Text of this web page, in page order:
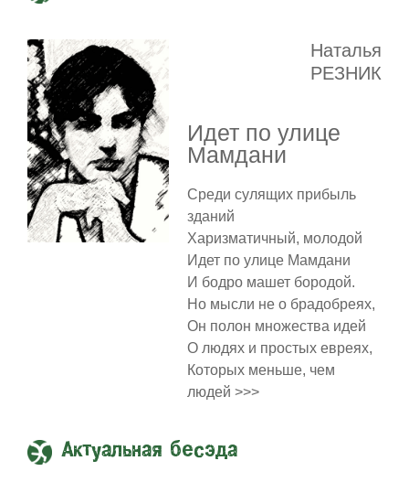
Наталья
РЕЗНИК
Идет по улице
Мамдани
Среди сулящих прибыль
зданий
Харизматичный, молодой
Идет по улице Мамдани
И бодро машет бородой.
Но мысли не о брадобреях,
Он полон множества идей
О людях и простых евреях,
Которых меньше, чем
людей >>>
Актуальная бесэда